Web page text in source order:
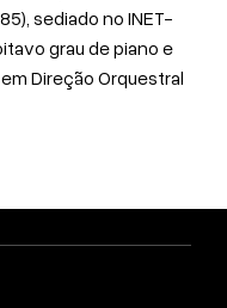
sediado no INET-
grau de piano e
Direção Orquestral